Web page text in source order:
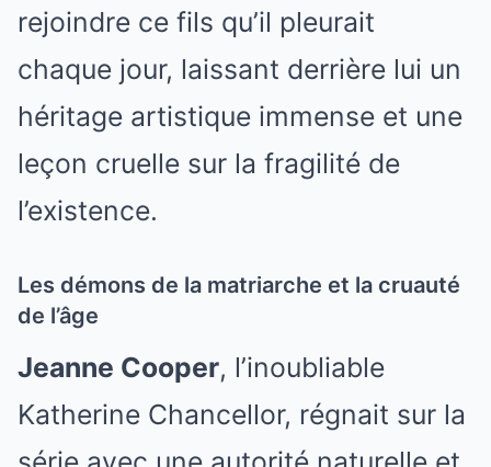
rejoindre ce fils qu’il pleurait
chaque jour, laissant derrière lui un
héritage artistique immense et une
leçon cruelle sur la fragilité de
l’existence.
Les démons de la matriarche et la cruauté
de l’âge
Jeanne Cooper, l’inoubliable
Katherine Chancellor, régnait sur la